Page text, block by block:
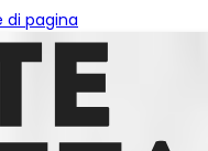
di pagina